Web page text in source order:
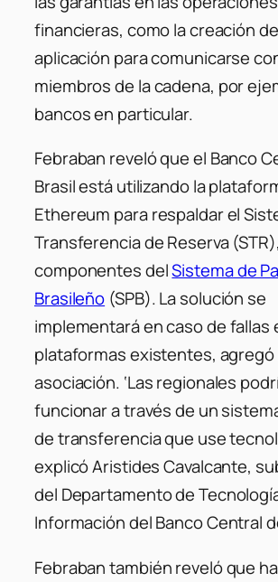
financieras, como la creación
aplicación para comunicarse
miembros de la cadena, por
bancos en particular.
Febraban reveló que el Banco
Brasil está utilizando la
Ethereum para respaldar el
Transferencia de Reserva
componentes delSistema de
Brasileño (SPB). La solución se
implementará en caso de fallas
plataformas existentes, agregó
asociación. ‘Las regionales
funcionar a través de un
de transferencia que use
explicó Aristides Cavalcante,
del Departamento de
Información del Banco Central
Febraban también reveló que